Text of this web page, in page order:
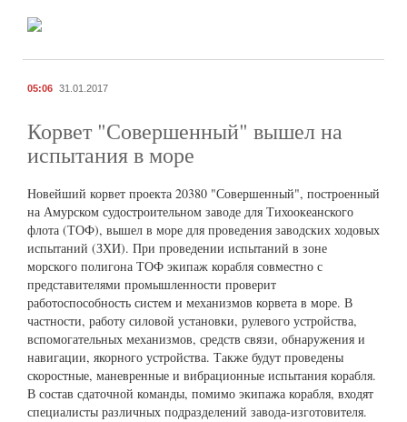
05:06 31.01.2017
Корвет "Совершенный" вышел на
испытания в море
Новейший корвет проекта 20380 "Совершенный", построенный
на Амурском судостроительном заводе для Тихоокеанского
флота (ТОФ), вышел в море для проведения заводских ходовых
испытаний (ЗХИ). При проведении испытаний в зоне
морского полигона ТОФ экипаж корабля совместно с
представителями промышленности проверит
работоспособность систем и механизмов корвета в море. В
частности, работу силовой установки, рулевого устройства,
вспомогательных механизмов, средств связи, обнаружения и
навигации, якорного устройства. Также будут проведены
скоростные, маневренные и вибрационные испытания корабля.
В состав сдаточной команды, помимо экипажа корабля, входят
специалисты различных подразделений завода-изготовителя.